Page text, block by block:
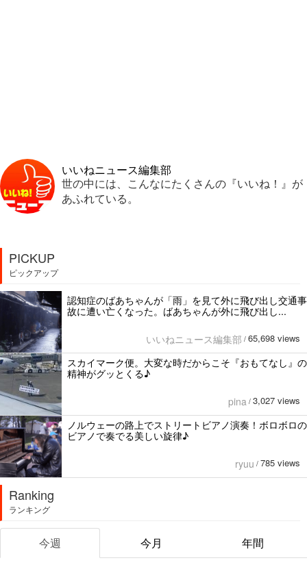
いいねニュース編集部
世の中には、こんなにたくさんの『いいね！』が
あふれている。
PICKUP
ピックアップ
認知症のばあちゃんが「雨」を見て外に飛び出し交通事
故に遭い亡くなった。ばあちゃんが外に飛び出し...
いいねニュース編集部 / 65,698 views
スカイマーク便。大変な時だからこそ『おもてなし』の
精神がグッとくる♪
pina / 3,027 views
ノルウェーの路上でストリートビアノ演奏！ボロボロの
ビアノで奏でる美しい旋律♪
ryuu / 785 views
Ranking
ランキング
今週 今月 年間